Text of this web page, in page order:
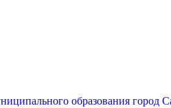
образования город